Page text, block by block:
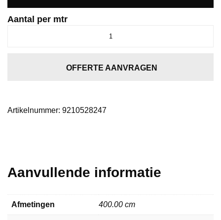
Aantal per mtr
OFFERTE AANVRAGEN
Artikelnummer: 9210528247
Aanvullende informatie
Afmetingen 400.00 cm